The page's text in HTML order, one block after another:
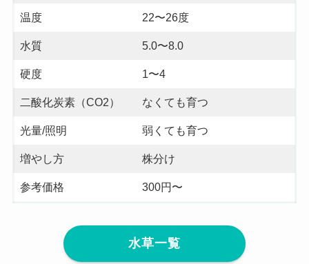
温度 22〜26度
水質 5.0〜8.0
硬度 1〜4
二酸化炭素（CO2） なくても育つ
光量/照明 弱くても育つ
増やし方 株分け
参考価格 300円〜
水草一覧